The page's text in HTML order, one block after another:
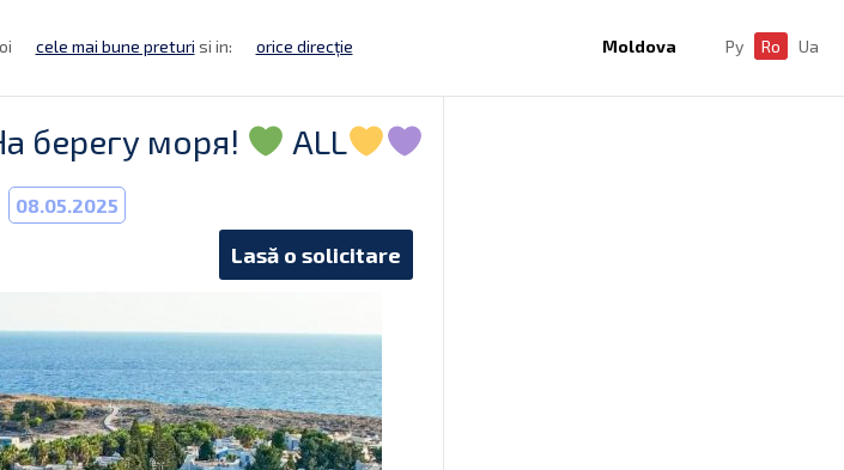
cele mai bune preturi si in: orice direcție Moldova Ру Ro Ua
берегу моря! ALL
08.05.2025
Lasă o solicitare